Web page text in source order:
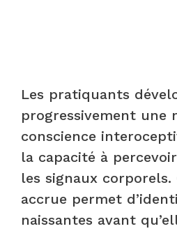
Les pratiquants
progressivement une
conscience
la capacité à
les signaux
accrue permet
naissantes avant